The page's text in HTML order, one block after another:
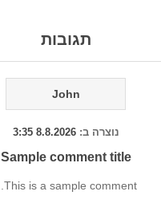
תגובות
John
נוצרה ב: 8.8.2026 3:35
Sample comment title
This is a sample comment...